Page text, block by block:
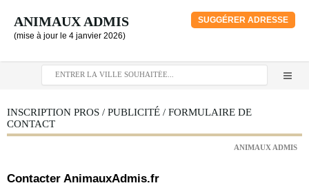
ANIMAUX ADMIS
(mise à jour le 4 janvier 2026)
SUGGÉRER ADRESSE
INSCRIPTION PROS / PUBLICITÉ / FORMULAIRE DE
CONTACT
ANIMAUX ADMIS
Contacter AnimauxAdmis.fr